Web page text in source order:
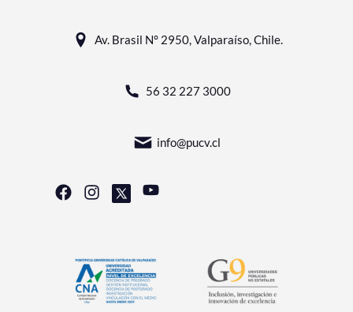
Av. Brasil N° 2950, Valparaíso, Chile.
56 32 227 3000
info@pucv.cl